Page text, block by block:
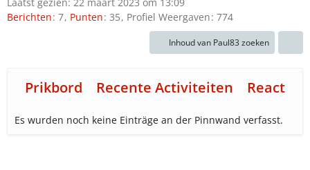
Berichten 7 Punten 35 Profiel Weergaven 774
Inhoud van Paul83 zoeken
Prikbord Recente Activiteiten Reacties
Es wurden noch keine Einträge an der Pinnwand verfasst.